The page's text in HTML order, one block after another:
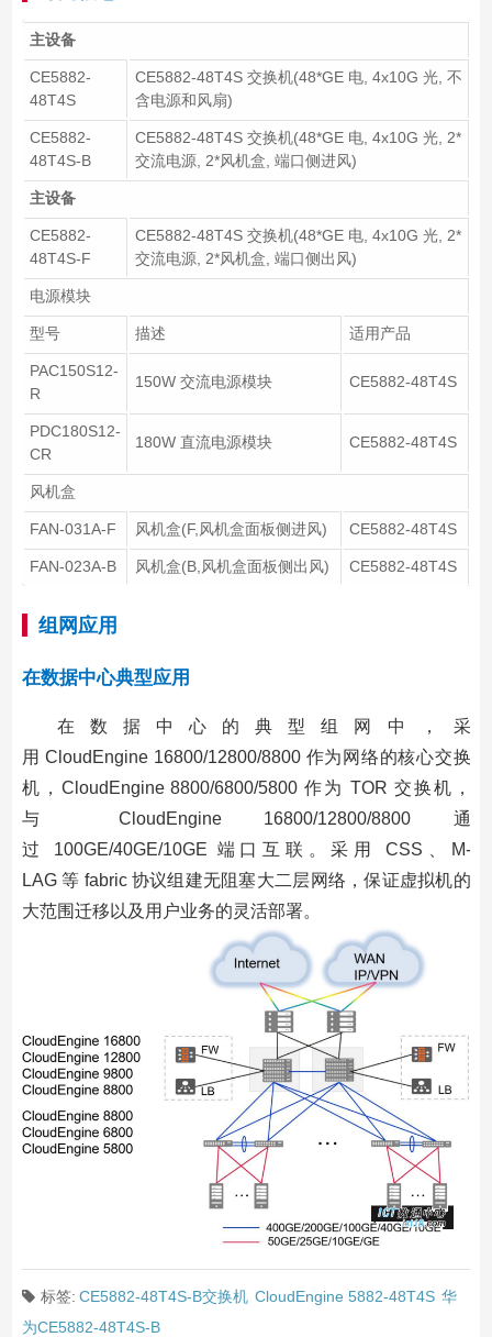
主设备
CE5882-
48T4S
CE5882-48T4S 交换机(48*GE 电, 4x10G 光, 不
含电源和风扇)
CE5882-
48T4S-B
CE5882-48T4S 交换机(48*GE 电, 4x10G 光, 2*
交流电源, 2*风机盒, 端口侧进风)
主设备
CE5882-
48T4S-F
CE5882-48T4S 交换机(48*GE 电, 4x10G 光, 2*
交流电源, 2*风机盒, 端口侧出风)
电源模块
型号 描述 适用产品
PAC150S12-
R
150W 交流电源模块 CE5882-48T4S
PDC180S12-
CR
180W 直流电源模块 CE5882-48T4S
风机盒
FAN-031A-F 风机盒(F,风机盒面板侧进风) CE5882-48T4S
FAN-023A-B 风机盒(B,风机盒面板侧出风) CE5882-48T4S
组网应用
在数据中心典型应用
在数据中心的典型组网中，采
用 CloudEngine 16800/12800/8800 作为网络的核心交换
机，CloudEngine 8800/6800/5800 作为 TOR 交换机，
与 CloudEngine 16800/12800/8800 通
过 100GE/40GE/10GE 端口互联。采用 CSS、M-
LAG 等 fabric 协议组建无阻塞大二层网络，保证虚拟机的
大范围迁移以及用户业务的灵活部署。
标签: CE5882-48T4S-B交换机 CloudEngine 5882-48T4S 华
为CE5882-48T4S-B